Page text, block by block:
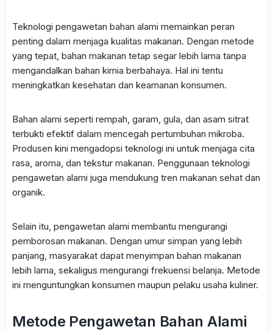
Teknologi pengawetan bahan alami memainkan peran
penting dalam menjaga kualitas makanan. Dengan metode
yang tepat, bahan makanan tetap segar lebih lama tanpa
mengandalkan bahan kimia berbahaya. Hal ini tentu
meningkatkan kesehatan dan keamanan konsumen.
Bahan alami seperti rempah, garam, gula, dan asam sitrat
terbukti efektif dalam mencegah pertumbuhan mikroba.
Produsen kini mengadopsi teknologi ini untuk menjaga cita
rasa, aroma, dan tekstur makanan. Penggunaan teknologi
pengawetan alami juga mendukung tren makanan sehat dan
organik.
Selain itu, pengawetan alami membantu mengurangi
pemborosan makanan. Dengan umur simpan yang lebih
panjang, masyarakat dapat menyimpan bahan makanan
lebih lama, sekaligus mengurangi frekuensi belanja. Metode
ini menguntungkan konsumen maupun pelaku usaha kuliner.
Metode Pengawetan Bahan Alami